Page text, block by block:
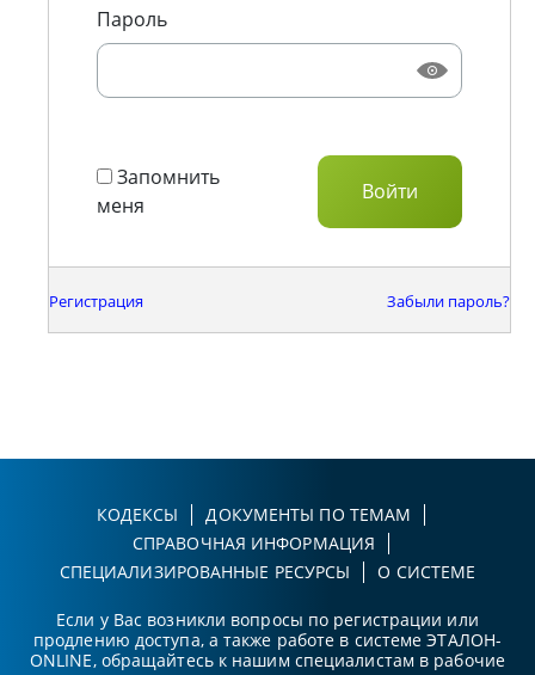
Пароль
Запомнить
меня
Регистрация Забыли пароль?
КОДЕКСЫ
ДОКУМЕНТЫ ПО ТЕМАМ
СПРАВОЧНАЯ ИНФОРМАЦИЯ
СПЕЦИАЛИЗИРОВАННЫЕ РЕСУРСЫ
О СИСТЕМЕ
Если у Вас возникли вопросы по регистрации или
продлению доступа, а также работе в системе ЭТАЛОН-
ONLINE, обращайтесь к нашим специалистам в рабочие